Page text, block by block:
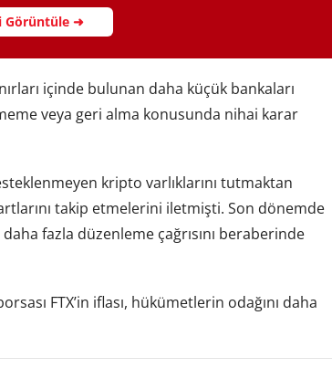
Görüntüle ➜
içinde bulunan daha küçük bankaları
veya geri alma konusunda nihai karar
kripto varlıklarını tutmaktan
takip etmelerini iletmişti. Son dönemde
fazla düzenleme çağrısını beraberinde
FTX’in iflası, hükümetlerin odağını daha